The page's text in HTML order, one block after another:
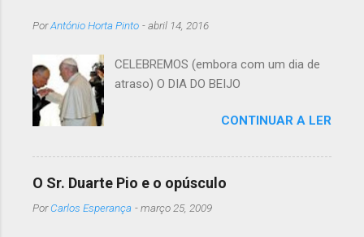
PorAntónio Horta Pinto -abril 14, 2016
CELEBREMOS (embora com um dia de
atraso) O DIA DO BEIJO
CONTINUAR A LER
O Sr. Duarte Pio e o opúsculo
PorCarlos Esperança -março 25, 2009